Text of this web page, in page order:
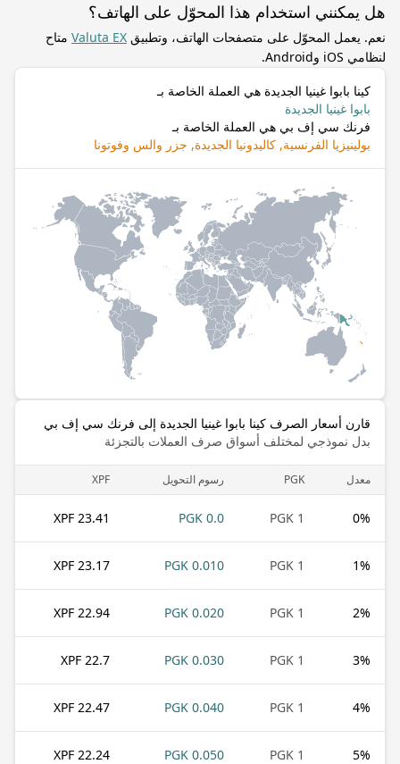
هل يمكنني استخدام هذا المحوّل على الهاتف؟
نعم. يعمل المحوّل على متصفحات الهاتف، وتطبيق Valuta EX متاح
لنظامي iOS وAndroid.
كينا بابوا غينيا الجديدة هي العملة الخاصة بـ
بابوا غينيا الجديدة
فرنك سي إف بي هي العملة الخاصة بـ
بولينيزيا الفرنسية, كاليدونيا الجديدة, جزر والس وفوتونا
قارن أسعار الصرف كينا بابوا غينيا الجديدة إلى فرنك سي إف بي
بدل نموذجي لمختلف أسواق صرف العملات بالتجزئة
معدل PGK رسوم التحويل XPF
0%
1 PGK
0.0 PGK
23.41 XPF
1%
1 PGK
0.010 PGK
23.17 XPF
2%
1 PGK
0.020 PGK
22.94 XPF
3%
1 PGK
0.030 PGK
22.7 XPF
4%
1 PGK
0.040 PGK
22.47 XPF
5%
1 PGK
0.050 PGK
22.24 XPF